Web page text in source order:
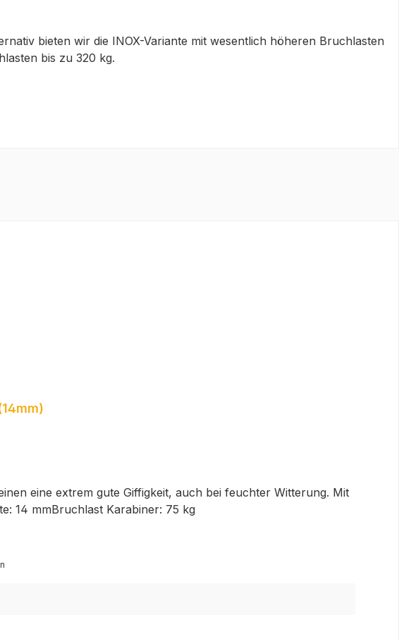
bieten wir die INOX-Variante mit wesentlich höheren Bruchlasten
bis zu 320 kg.
eine extrem gute Giffigkeit, auch bei feuchter Witterung. Mit
14 mmBruchlast Karabiner: 75 kg